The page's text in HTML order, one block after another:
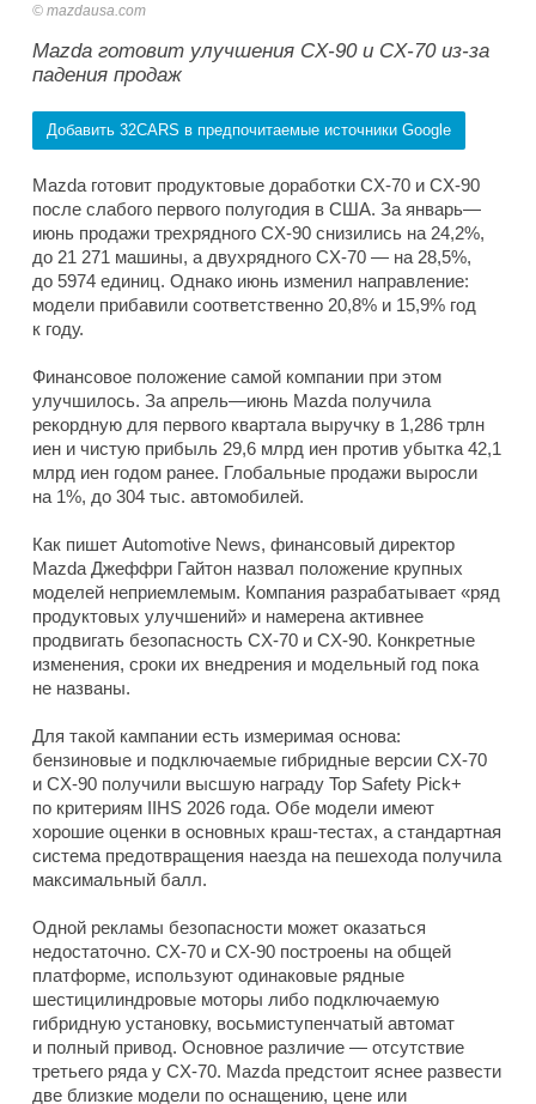
mazdausa.com
Mazda готовит улучшения CX-90 и CX-70 из-за
падения продаж
Добавить 32CARS в предпочитаемые источники Google
Mazda готовит продуктовые доработки CX-70 и CX-90
после слабого первого полугодия в США. За январь—
июнь продажи трехрядного CX-90 снизились на 24,2%,
до 21 271 машины, а двухрядного CX-70 — на 28,5%,
до 5974 единиц. Однако июнь изменил направление:
модели прибавили соответственно 20,8% и 15,9% год
к году.
Финансовое положение самой компании при этом
улучшилось. За апрель—июнь Mazda получила
рекордную для первого квартала выручку в 1,286 трлн
иен и чистую прибыль 29,6 млрд иен против убытка 42,1
млрд иен годом ранее. Глобальные продажи выросли
на 1%, до 304 тыс. автомобилей.
Как пишет Automotive News, финансовый директор
Mazda Джеффри Гайтон назвал положение крупных
моделей неприемлемым. Компания разрабатывает «ряд
продуктовых улучшений» и намерена активнее
продвигать безопасность CX-70 и CX-90. Конкретные
изменения, сроки их внедрения и модельный год пока
не названы.
Для такой кампании есть измеримая основа:
бензиновые и подключаемые гибридные версии CX-70
и CX-90 получили высшую награду Top Safety Pick+
по критериям IIHS 2026 года. Обе модели имеют
хорошие оценки в основных краш-тестах, а стандартная
система предотвращения наезда на пешехода получила
максимальный балл.
Одной рекламы безопасности может оказаться
недостаточно. CX-70 и CX-90 построены на общей
платформе, используют одинаковые рядные
шестицилиндровые моторы либо подключаемую
гибридную установку, восьмиступенчатый автомат
и полный привод. Основное различие — отсутствие
третьего ряда у CX-70. Mazda предстоит яснее развести
две близкие модели по оснащению, цене или